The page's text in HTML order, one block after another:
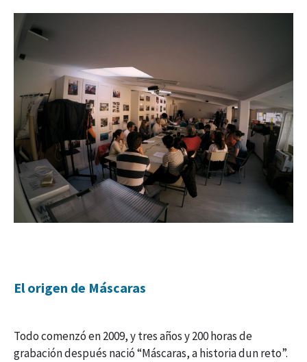
El origen de Máscaras
Todo comenzó en 2009, y tres años y 200 horas de
grabación después nació “Máscaras, a historia dun reto”.